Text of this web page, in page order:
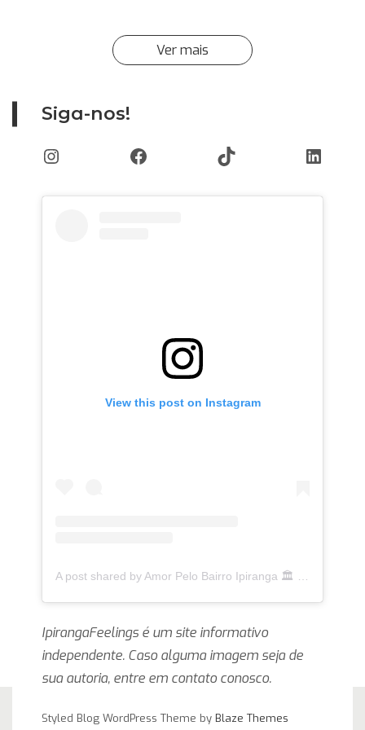
Ver mais
Siga-nos!
InstagramFacebook TikTok
View this post on Instagram
IpirangaFeelings é um site informativo
independente. Caso alguma imagem seja de
sua autoria, entre em contato conosco.
Styled Blog WordPress Theme by Blaze Themes